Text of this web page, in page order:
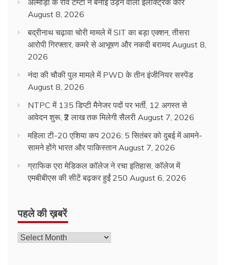
August 8, 2026
बद्रीनाथ चढ़ावा चोरी मामले में SIT का बड़ा एक्शन, तीसरा
आरोपी गिरफ्तार, कमरे से आभूषण और नकदी बरामद August 8,
2026
नंदा की चौकी पुल मामले में PWD के तीन इंजीनियर सस्पेंड
August 8, 2026
NTPC में 135 डिप्टी मैनेजर पदों पर भर्ती, 12 अगस्त से
आवेदन शुरू, ₹2 लाख तक मिलेगी सैलरी August 7, 2026
महिला टी-20 एशिया कप 2026: 5 सितंबर को दुबई में आमने-
सामने होंगे भारत और पाकिस्तान August 7, 2026
ग्राफिक एरा मेडिकल कॉलेज ने रचा इतिहास, कॉलेज में
एमबीबीएस की सीटें बढ़कर हुईं 250 August 6, 2026
पहले की ख़बरें